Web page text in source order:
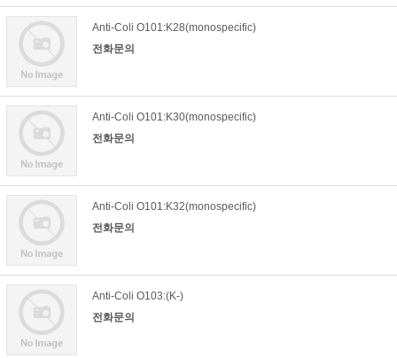
Anti-Coli O101:K28(monospecific)
전화문의
Anti-Coli O101:K30(monospecific)
전화문의
Anti-Coli O101:K32(monospecific)
전화문의
Anti-Coli O103:(K-)
전화문의